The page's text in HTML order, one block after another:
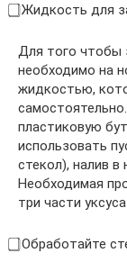
⃣ Жидкость для
Для того чтобы
необходимо на
жидкостью,
пластиковую
использовать
стекол), налив в
Необходимая
три части
⃣ Обработайте